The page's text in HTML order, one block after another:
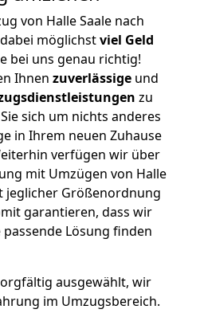
von Halle Saale nach
möglichstviel Geld
bei uns genau richtig!
Ihnen zuverlässige und
zu
sich um nichts anderes
in Ihrem neuen Zuhause
verfügen wir über
mit Umzügen von Halle
jeglicher Größenordnung
garantieren, dass wir
Lösung finden
ausgewählt, wir
im Umzugsbereich.